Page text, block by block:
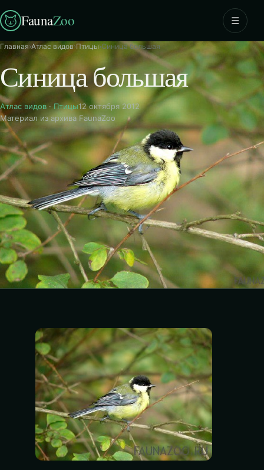
FaunaZoo ☰
Главная›Атлас видов›Птицы›Синица большая
Синица большая
Атлас видов ·Птицы12 октября 2012
Материал из архива FaunaZoo